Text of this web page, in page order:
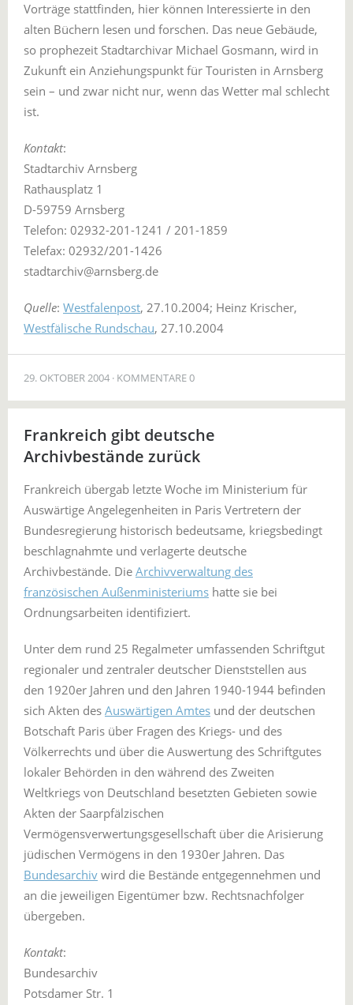
Vorträge stattfinden, hier können Interessierte in den
alten Büchern lesen und forschen. Das neue Gebäude,
so prophezeit Stadtarchivar Michael Gosmann, wird in
Zukunft ein Anziehungspunkt für Touristen in Arnsberg
sein – und zwar nicht nur, wenn das Wetter mal schlecht
ist.
Kontakt:
Stadtarchiv Arnsberg
Rathausplatz 1
D-59759 Arnsberg
Telefon: 02932-201-1241 / 201-1859
Telefax: 02932/201-1426
stadtarchiv@arnsberg.de
Quelle: Westfalenpost, 27.10.2004; Heinz Krischer,
Westfälische Rundschau, 27.10.2004
29. OKTOBER 2004 KOMMENTARE 0
Frankreich gibt deutsche
Archivbestände zurück
Frankreich übergab letzte Woche im Ministerium für
Auswärtige Angelegenheiten in Paris Vertretern der
Bundesregierung historisch bedeutsame, kriegsbedingt
beschlagnahmte und verlagerte deutsche
Archivbestände. Die Archivverwaltung des
französischen Außenministeriums hatte sie bei
Ordnungsarbeiten identifiziert.
Unter dem rund 25 Regalmeter umfassenden Schriftgut
regionaler und zentraler deutscher Dienststellen aus
den 1920er Jahren und den Jahren 1940-1944 befinden
sich Akten des Auswärtigen Amtes und der deutschen
Botschaft Paris über Fragen des Kriegs- und des
Völkerrechts und über die Auswertung des Schriftgutes
lokaler Behörden in den während des Zweiten
Weltkriegs von Deutschland besetzten Gebieten sowie
Akten der Saarpfälzischen
Vermögensverwertungsgesellschaft über die Arisierung
jüdischen Vermögens in den 1930er Jahren. Das
Bundesarchiv wird die Bestände entgegennehmen und
an die jeweiligen Eigentümer bzw. Rechtsnachfolger
übergeben.
Kontakt:
Bundesarchiv
Potsdamer Str. 1